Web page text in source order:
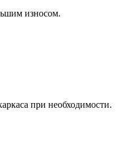
износом.
при необходимости.